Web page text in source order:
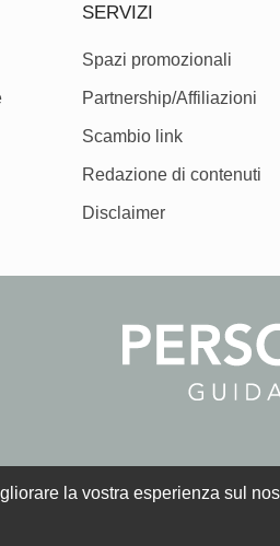
la vostra esperienza sul
SERVIZI
Spazi promozionali
Partnership/Affiliazioni
Scambio link
Redazione di contenuti
Disclaimer